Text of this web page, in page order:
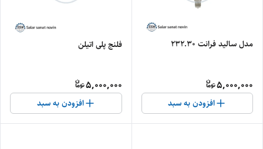
مدل سالید فرانت ۲۳۲.۳۰
5,000,000
افزودن به سبد
فلنج پلی اتیلن
5,000,000
افزودن به سبد